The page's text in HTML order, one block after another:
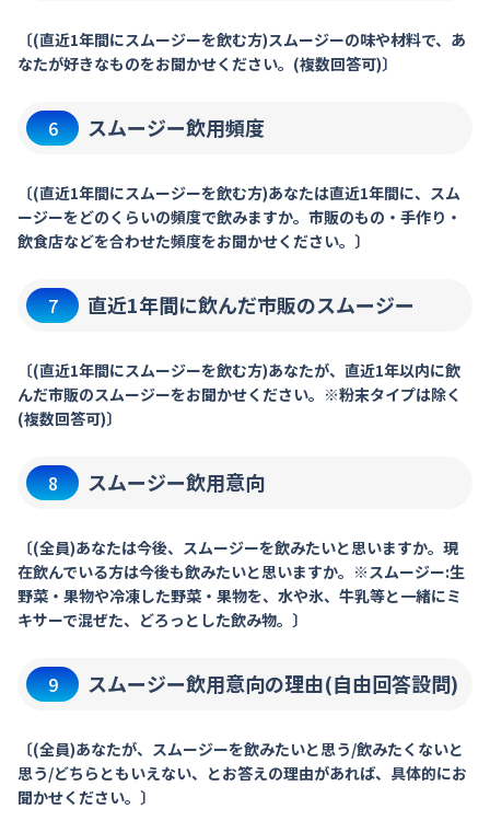
〔(直近1年間にスムージーを飲む方)スムージーの味や材料で、あ
なたが好きなものをお聞かせください。(複数回答可)〕
6 スムージー飲用頻度
〔(直近1年間にスムージーを飲む方)あなたは直近1年間に、スム
ージーをどのくらいの頻度で飲みますか。市販のもの・手作り・
飲食店などを合わせた頻度をお聞かせください。〕
7 直近1年間に飲んだ市販のスムージー
〔(直近1年間にスムージーを飲む方)あなたが、直近1年以内に飲
んだ市販のスムージーをお聞かせください。※粉末タイプは除く
(複数回答可)〕
8 スムージー飲用意向
〔(全員)あなたは今後、スムージーを飲みたいと思いますか。現
在飲んでいる方は今後も飲みたいと思いますか。※スムージー:生
野菜・果物や冷凍した野菜・果物を、水や氷、牛乳等と一緒にミ
キサーで混ぜた、どろっとした飲み物。〕
9 スムージー飲用意向の理由(自由回答設問)
〔(全員)あなたが、スムージーを飲みたいと思う/飲みたくないと
思う/どちらともいえない、とお答えの理由があれば、具体的にお
聞かせください。〕